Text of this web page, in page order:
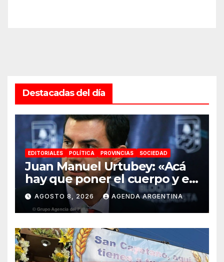
Destacadas del día
EDITORIALES POLÍTICA PROVINCIAS SOCIEDAD
Juan Manuel Urtubey: «Acá
hay que poner el cuerpo y el
alma. La Argentina tiene que
ir a la construcción de un
proyecto nacional»
AGOSTO 8, 2026 AGENDA ARGENTINA